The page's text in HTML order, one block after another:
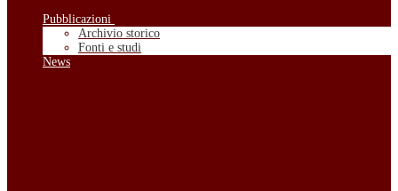
Pubblicazioni
Archivio storico
Fonti e studi
News